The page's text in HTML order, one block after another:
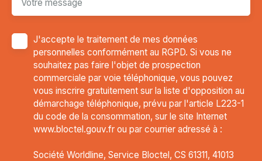
Votre message
J'accepte le traitement de mes données
personnelles conformément au RGPD. Si vous ne
souhaitez pas faire l'objet de prospection
commerciale par voie téléphonique, vous pouvez
vous inscrire gratuitement sur la liste d'opposition au
démarchage téléphonique, prévu par l'article L223-1
du code de la consommation, sur le site Internet
www.bloctel.gouv.fr ou par courrier adressé à :
Société Worldline, Service Bloctel, CS 61311, 41013